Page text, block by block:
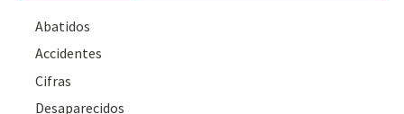
Abatidos
Accidentes
Cifras
Desaparecidos